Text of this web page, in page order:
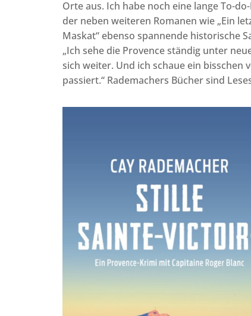
Orte aus. Ich habe noch eine lange To-
der neben weiteren Romanen wie „Ein
Maskat“ ebenso spannende historische
„Ich sehe die Provence ständig unter
sich weiter. Und ich schaue ein bisschen
passiert.“ Rademachers Bücher sind